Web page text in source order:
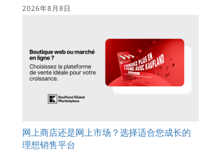
2026年8月8日
网上商店还是网上市场？选择适合您成长的
理想销售平台